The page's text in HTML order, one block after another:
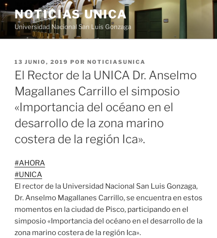
Saltar
al
contenido
NOTICIAS UNICA
Universidad Nacional San Luis Gonzaga
PUBLICADO
EL
13 JUNIO, 2019 POR NOTICIASUNICA
El Rector de la UNICA Dr. Anselmo
Magallanes Carrillo el simposio
«Importancia del océano en el
desarrollo de la zona marino
costera de la región Ica».
#AHORA
#UNICA
El rector de la Universidad Nacional San Luis Gonzaga,
Dr. Anselmo Magallanes Carrillo, se encuentra en estos
momentos en la ciudad de Pisco, participando en el
simposio «Importancia del océano en el desarrollo de la
zona marino costera de la región Ica».